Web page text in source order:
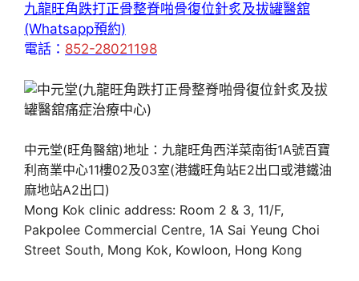
九龍旺角跌打正骨整脊啪骨復位針炙及拔罐醫舘
(Whatsapp預約)
電話： 852-28021198
中元堂(旺角醫舘)地址：九龍旺角西洋菜南街1A號百寶
利商業中心11樓02及03室(港鐵旺角站E2出口或港鐵油
麻地站A2出口)
Mong Kok clinic address: Room 2 & 3, 11/F,
Pakpolee Commercial Centre, 1A Sai Yeung Choi
Street South, Mong Kok, Kowloon, Hong Kong